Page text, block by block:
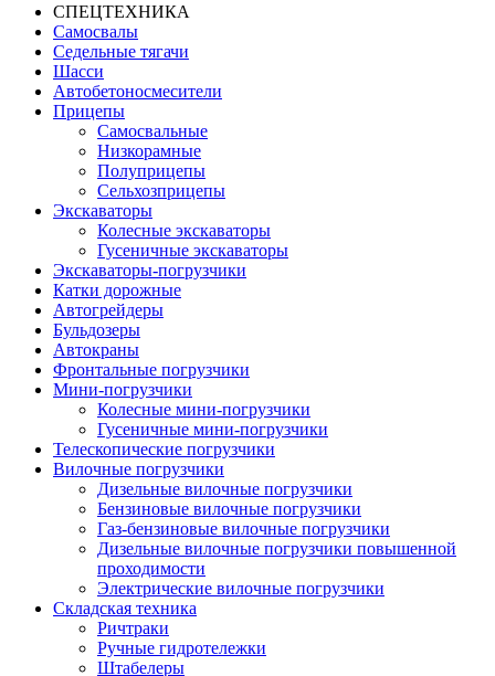
СПЕЦТЕХНИКА
Самосвалы
Седельные тягачи
Шасси
Автобетоно­смесители
Прицепы
Самосвальные
Низкорамные
Полуприцепы
Сельхозприцепы
Экскаваторы
Колесные экскаваторы
Гусеничные экскаваторы
Экскаваторы-погрузчики
Катки дорожные
Автогрейдеры
Бульдозеры
Автокраны
Фронтальные погрузчики
Мини-погрузчики
Колесные мини-погрузчики
Гусеничные мини-погрузчики
Телескопические погрузчики
Вилочные погрузчики
Дизельные вилочные погрузчики
Бензиновые вилочные погрузчики
Газ-бензиновые вилочные погрузчики
Дизельные вилочные погрузчики повышенной
проходимости
Электрические вилочные погрузчики
Складская техника
Ричтраки
Ручные гидротележки
Штабелеры